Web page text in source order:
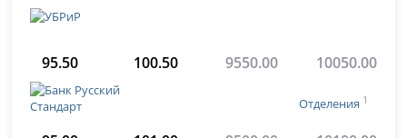
95.50 100.50 9550.00 10050.00
Отделения 1